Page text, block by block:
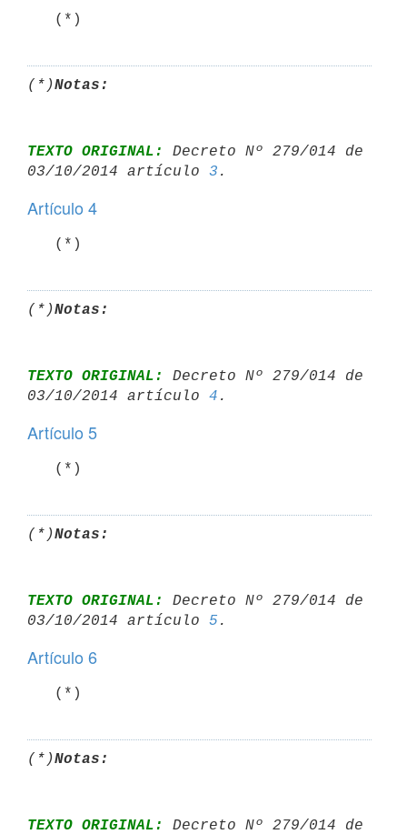
   (*)
(*)Notas:
TEXTO ORIGINAL:
Decreto Nº 279/014 de
03/10/2014 artículo 3
Artículo 4
   (*)
(*)Notas:
TEXTO ORIGINAL:
Decreto Nº 279/014 de
03/10/2014 artículo 4
Artículo 5
   (*)
(*)Notas:
TEXTO ORIGINAL:
Decreto Nº 279/014 de
03/10/2014 artículo 5
Artículo 6
   (*)
(*)Notas:
TEXTO ORIGINAL:
Decreto Nº 279/014 de